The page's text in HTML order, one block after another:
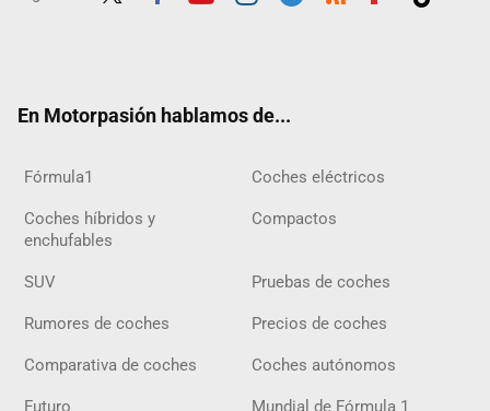
En Motorpasión hablamos de...
Fórmula1 Coches eléctricos
Coches híbridos y
enchufables
Compactos
SUV Pruebas de coches
Rumores de coches Precios de coches
Comparativa de coches Coches autónomos